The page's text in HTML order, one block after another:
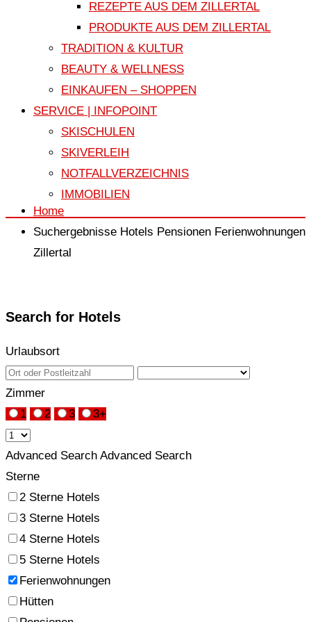
REZEPTE AUS DEM ZILLERTAL
PRODUKTE AUS DEM ZILLERTAL
TRADITION & KULTUR
BEAUTY & WELLNESS
EINKAUFEN – SHOPPEN
SERVICE | INFOPOINT
SKISCHULEN
SKIVERLEIH
NOTFALLVERZEICHNIS
IMMOBILIEN
Home
Suchergebnisse Hotels Pensionen Ferienwohnungen
Zillertal
Search for Hotels
Urlaubsort
Zimmer
1
2 3 3+
Advanced Search Advanced Search
Sterne
2 Sterne Hotels
3 Sterne Hotels
4 Sterne Hotels
5 Sterne Hotels
Ferienwohnungen
Hütten